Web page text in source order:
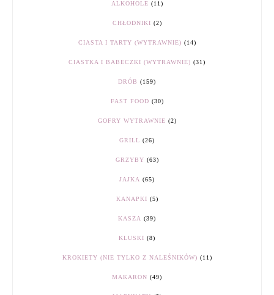
ALKOHOLE (11)
CHŁODNIKI (2)
CIASTA I TARTY (WYTRAWNIE) (14)
CIASTKA I BABECZKI (WYTRAWNIE) (31)
DRÓB (159)
FAST FOOD (30)
GOFRY WYTRAWNIE (2)
GRILL (26)
GRZYBY (63)
JAJKA (65)
KANAPKI (5)
KASZA (39)
KLUSKI (8)
KROKIETY (NIE TYLKO Z NALEŚNIKÓW) (11)
MAKARON (49)